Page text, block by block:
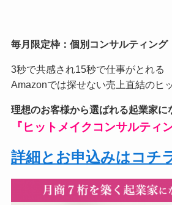
毎月限定枠：個別コンサルティング
3秒で共感され15秒で仕事がとれる
Amazonでは探せない売上直結のヒ
理想のお客様から選ばれる起業家に
『ヒットメイクコンサルティン
詳細とお申込みはコチ